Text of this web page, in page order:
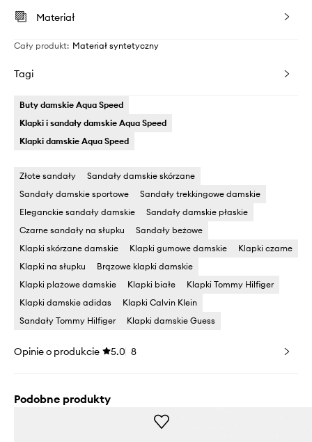
Materiał
Cały produkt: Materiał syntetyczny
Tagi
Buty damskie Aqua Speed
Klapki i sandały damskie Aqua Speed
Klapki damskie Aqua Speed
Złote sandały
Sandały damskie skórzane
Sandały damskie sportowe
Sandały trekkingowe damskie
Eleganckie sandały damskie
Sandały damskie płaskie
Czarne sandały na słupku
Sandały beżowe
Klapki skórzane damskie
Klapki gumowe damskie
Klapki czarne
Klapki na słupku
Brązowe klapki damskie
Klapki plażowe damskie
Klapki białe
Klapki Tommy Hilfiger
Klapki damskie adidas
Klapki Calvin Klein
Sandały Tommy Hilfiger
Klapki damskie Guess
Opinie o produkcie 5.0 8
Podobne produkty